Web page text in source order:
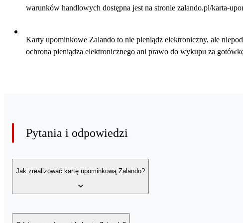
warunków handlowych dostępna jest na stronie zalando.pl/karta-
Karty upominkowe Zalando to nie pieniądz elektroniczny, ale
ochrona pieniądza elektronicznego ani prawo do wykupu za
Pytania i odpowiedzi
Jak zrealizować kartę upominkową Zalando?
Kartę podarunkową możesz zrealizować na 2 sposoby.